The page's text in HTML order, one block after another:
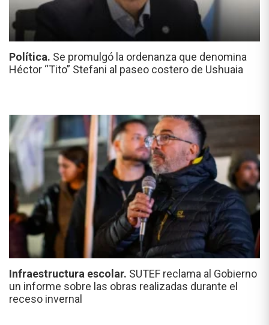
Política. Se promulgó la ordenanza que denomina
Héctor “Tito” Stefani al paseo costero de Ushuaia
Infraestructura escolar. SUTEF reclama al Gobierno
un informe sobre las obras realizadas durante el
receso invernal